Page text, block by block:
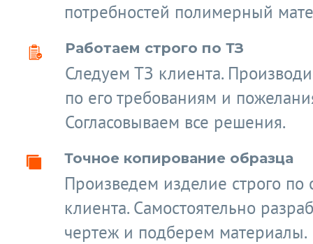
потребностей полимерный
Работаем строго по ТЗ
Следуем ТЗ клиента.
по его требованиям и
Согласовываем все решения.
Точное копирование образца
Произведем изделие строго по
клиента. Самостоятельно
чертеж и подберем материалы.